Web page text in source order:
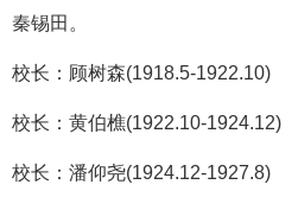
秦锡田。
校长：顾树森(1918.5-1922.10)
校长：黄伯樵(1922.10-1924.12)
校长：潘仰尧(1924.12-1927.8)